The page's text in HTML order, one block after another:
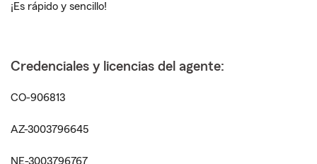
¡Es rápido y sencillo!
Credenciales y licencias del agente:
CO-906813
AZ-3003796645
NE-3003796767